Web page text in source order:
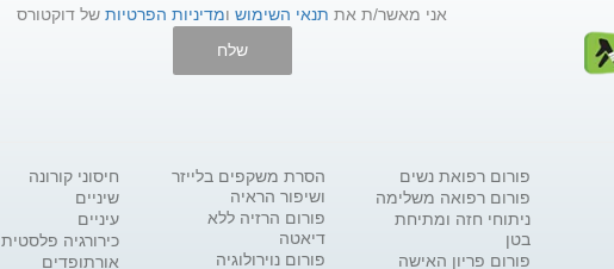
אני מאשר/ת את תנאי השימוש ומדיניות הפרטיות של דוקטורס
שלח
פורום רפואת נשים
פורום רפואה משלימה
ניתוחי חזה ומתיחת
בטן
פורום פריון האישה
הסרת משקפים בלייזר
ושיפור הראיה
פורום הרזיה ללא
דיאטה
פורום נוירולוגיה
חיסוני קורונה
שיניים
עיניים
כירורגיה פלסטית
אורתופדים